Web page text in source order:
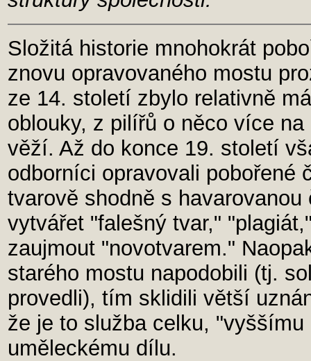
Složitá historie mnohokrát
znovu opravovaného mostu
ze 14. století zbylo relativně
oblouky, z pilířů o něco více
věží. Až do konce 19. století
odborníci opravovali pobořené
tvarově shodně s
vytvářet "falešný tvar,"
zaujmout "novotvarem."
starého mostu napodobili (tj.
provedli), tím sklidili větší
že je to služba celku,
uměleckému dílu.